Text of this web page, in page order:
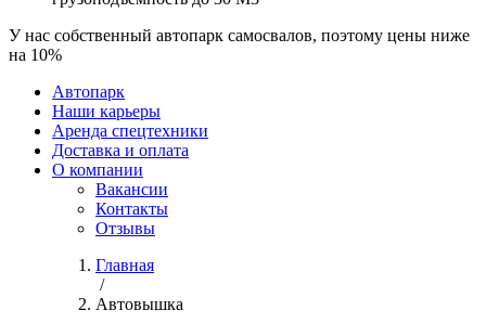
У нас собственный автопарк самосвалов, поэтому цены ниже
на 10%
Автопарк
Наши карьеры
Аренда спецтехники
Доставка и оплата
О компании
Вакансии
Контакты
Отзывы
Главная
/
Автовышка